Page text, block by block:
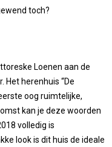
toch?
Loenen aan de
Het herenhuis “De
oog ruimtelijke,
kan je deze woorden
volledig is
look is dit huis de ideale